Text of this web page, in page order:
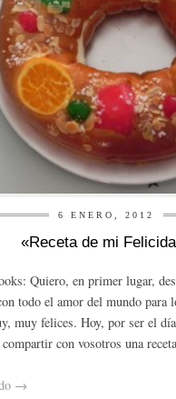
6 ENERO, 2012
«Receta de mi
Quiero, en primer lugar,
todo el amor del mundo para
muy felices. Hoy, por ser el
con vosotros una
→